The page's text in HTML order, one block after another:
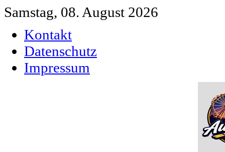
Samstag, 08. August 2026
Kontakt
Datenschutz
Impressum